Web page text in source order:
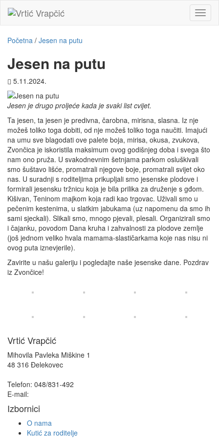
Početna / Jesen na putu
Jesen na putu
5.11.2024.
Jesen je drugo proljeće kada je svaki list cvijet.
Ta jesen, ta jesen je predivna, čarobna, mirisna, slasna. Iz nje
možeš toliko toga dobiti, od nje možeš toliko toga naučiti. Imajući
na umu sve blagodati ove palete boja, mirisa, okusa, zvukova,
Zvončica je iskoristila maksimum ovog godišnjeg doba i svega što
nam ono pruža. U svakodnevnim šetnjama parkom osluškivali
smo šuštavo lišće, promatrali njegove boje, promatrali svijet oko
nas. U suradnji s roditeljima prikupljali smo jesenske plodove i
formirali jesensku tržnicu koja je bila prilika za druženje s gđom.
Kišivan, Teninom majkom koja radi kao trgovac. Uživali smo u
pečenim kestenima, u slatkim jabukama (uz napomenu da smo ih
sami sjeckali). Slikali smo, mnogo pjevali, plesali. Organizirali smo
i čajanku, povodom Dana kruha i zahvalnosti za plodove zemlje
(još jednom veliko hvala mamama-slastičarkama koje nas nisu ni
ovog puta iznevjerile).
Zavirite u našu galeriju i pogledajte naše jesenske dane. Pozdrav
iz Zvončice!
Vrtić Vrapčić
Mihovila Pavleka Miškine 1
48 316 Đelekovec
Telefon: 048/831-492
E-mail:
Izbornici
O nama
Kutić za roditelje